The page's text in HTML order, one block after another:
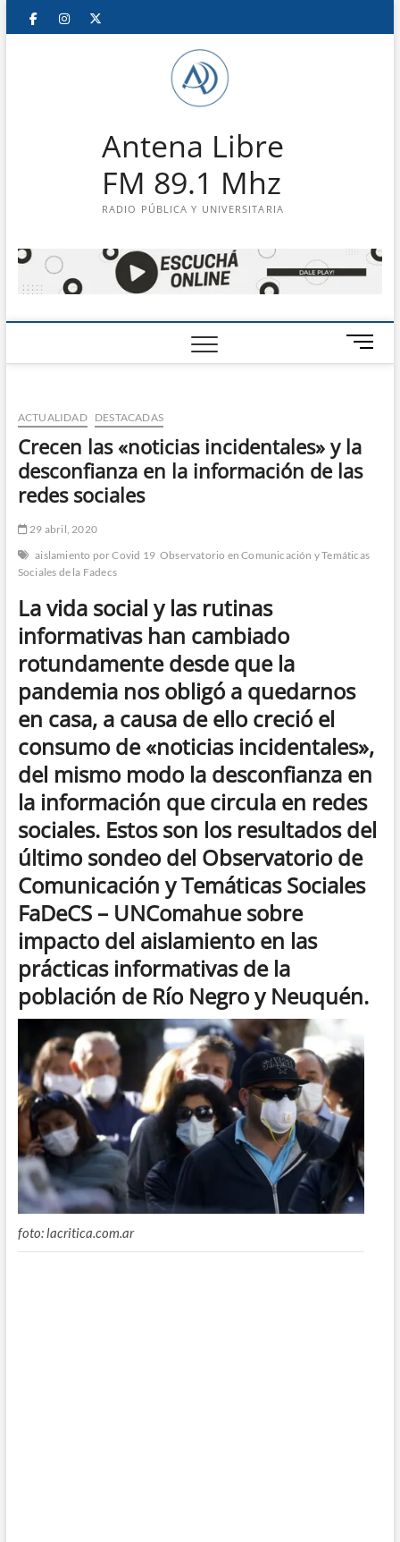
Saltar
FacebookInstagram
Antena Libre
FM 89.1 Mhz
RADIO PÚBLICA Y UNIVERSITARIA
B
o
d
e
m
ACTUALIDAD DESTACADAS
Crecen las «noticias incidentales» y la
desconfianza en la información de las
redes sociales
29 abril, 2020
aislamiento por Covid 19 Observatorio en Comunicación y Temáticas
Sociales de la Fadecs
La vida social y las rutinas
informativas han cambiado
rotundamente desde que la
pandemia nos obligó a quedarnos
en casa, a causa de ello creció el
consumo de «noticias incidentales»,
del mismo modo la desconfianza en
la información que circula en redes
sociales. Estos son los resultados del
último sondeo del Observatorio de
Comunicación y Temáticas Sociales
FaDeCS – UNComahue sobre
impacto del aislamiento en las
prácticas informativas de la
población de Río Negro y Neuquén.
foto: lacritica.com.ar